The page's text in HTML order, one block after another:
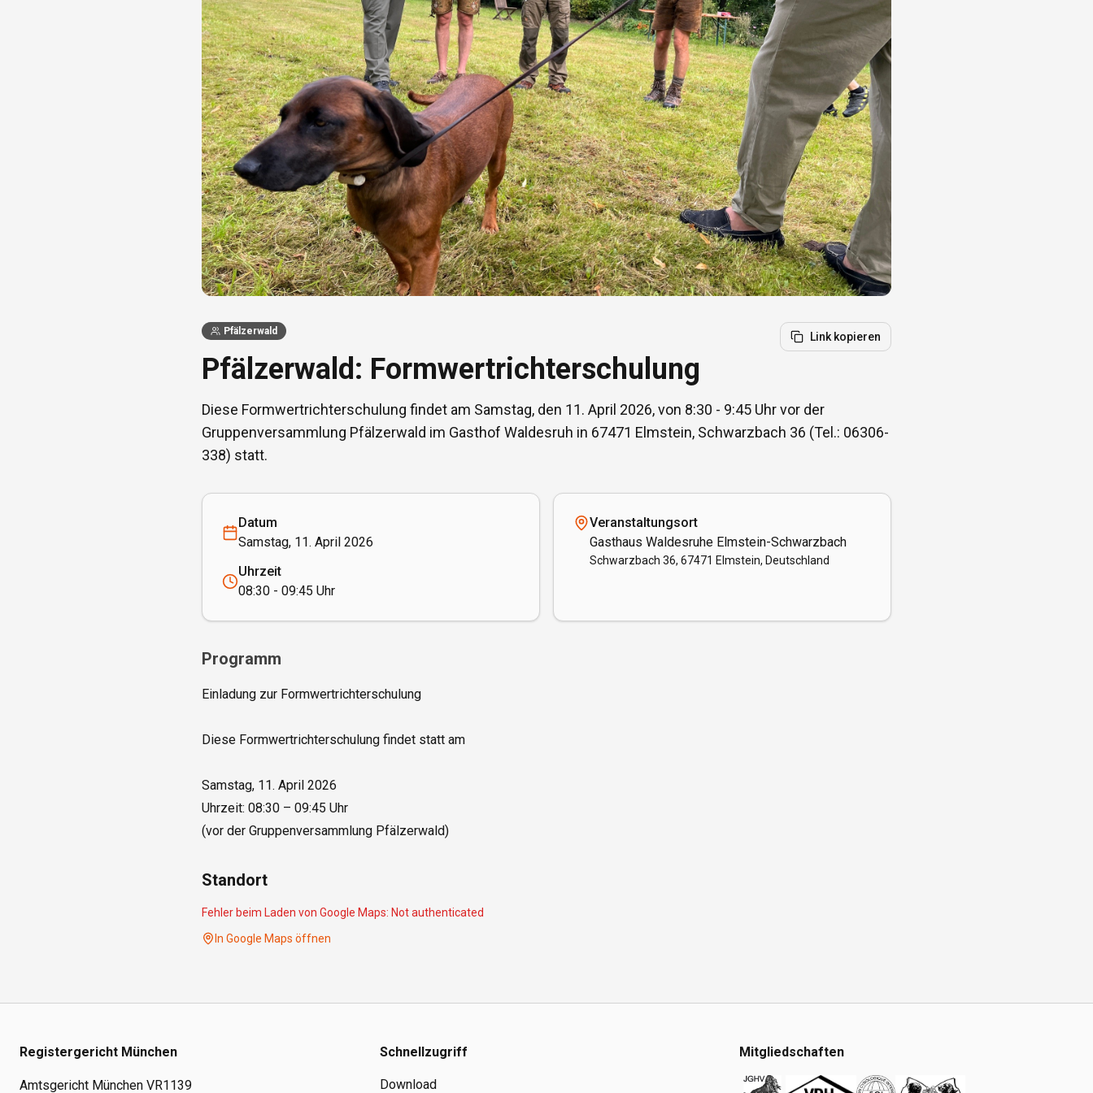
Pfälzerwald
Pfälzerwald: Formwertrichterschulung
Link kopieren
Diese Formwertrichterschulung findet am Samstag, den 11. April 2026, von 8:30 - 9:45 Uhr vor der
Gruppenversammlung Pfälzerwald im Gasthof Waldesruh in 67471 Elmstein, Schwarzbach 36 (Tel.: 06306-
338) statt.
Datum
Samstag, 11. April 2026
Uhrzeit
08:30 - 09:45 Uhr
Veranstaltungsort
Gasthaus Waldesruhe Elmstein-Schwarzbach
Schwarzbach 36, 67471 Elmstein, Deutschland
Programm
Einladung zur Formwertrichterschulung
Diese Formwertrichterschulung findet statt am
Samstag, 11. April 2026
Uhrzeit: 08:30 – 09:45 Uhr
Standort
Fehler beim Laden von Google Maps: Not authenticated
In Google Maps öffnen
Registergericht München
Amtsgericht München VR1139
Schnellzugriff
Download
Mitgliedschaften